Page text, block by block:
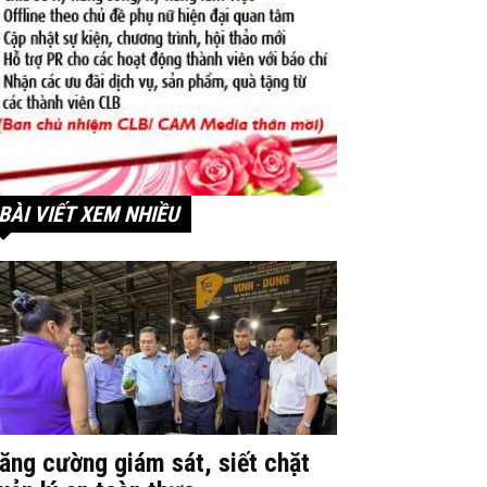
VIẾT XEM NHIỀU
cường giám sát, siết chặt